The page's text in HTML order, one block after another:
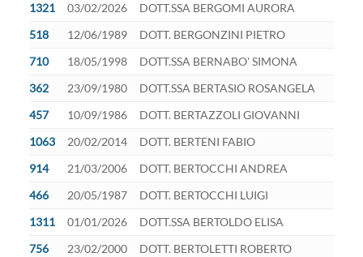
1321
03/02/2026
DOTT.SSA BERGOMI AURORA
518
12/06/1989
DOTT. BERGONZINI PIETRO
710
18/05/1998
DOTT.SSA BERNABO' SIMONA
362
23/09/1980
DOTT.SSA BERTASIO ROSANGELA
457
10/09/1986
DOTT. BERTAZZOLI GIOVANNI
1063
20/02/2014
DOTT. BERTENI FABIO
914
21/03/2006
DOTT. BERTOCCHI ANDREA
466
20/05/1987
DOTT. BERTOCCHI LUIGI
1311
01/01/2026
DOTT.SSA BERTOLDO ELISA
756
23/02/2000
DOTT. BERTOLETTI ROBERTO